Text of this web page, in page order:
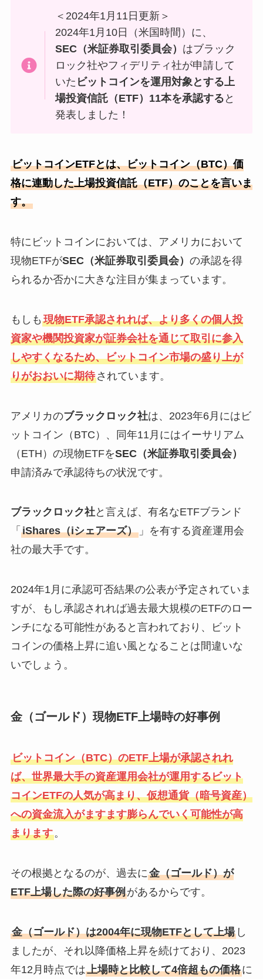
＜2024年1月11日更新＞
2024年1月10日（米国時間）に、
SEC（米証券取引委員会） はブラック
ロック社やフィデリティ社が申請して
いた ビットコインを運用対象とする上
場投資信託（ETF）11本を承認する と
発表しました！
ビットコインETFとは、ビットコイン（BTC）価
格に連動した上場投資信託（ETF）のことを言いま
す。
特にビットコインにおいては、アメリカにおいて
現物ETFがSEC（米証券取引委員会） の承認を得
られるか否かに大きな注目が集まっています。
もしも 現物ETF承認されれば、より多くの個人投
資家や機関投資家が証券会社を通じて取引に参入
しやすくなるため、ビットコイン市場の盛り上が
りがおおいに期待されています。
アメリカのブラックロック社は、2023年6月にはビ
ットコイン（BTC）、同年11月にはイーサリアム
（ETH）の現物ETFをSEC（米証券取引委員会）
申請済みで承認待ちの状況です。
ブラックロック社と言えば、有名なETFブランド
「 iShares（iシェアーズ）」を有する資産運用会
社の最大手です。
2024年1月に承認可否結果の公表が予定されていま
すが、もし承認されれば過去最大規模のETFのロー
ンチになる可能性があると言われており、ビット
コインの価格上昇に追い風となることは間違いな
いでしょう。
金（ゴールド）現物ETF上場時の好事例
ビットコイン（BTC）のETF上場が承認されれ
ば、世界最大手の資産運用会社が運用するビット
コインETFの人気が高まり、仮想通貨（暗号資産）
への資金流入がますます膨らんでいく可能性が高
まります。
その根拠となるのが、過去に金（ゴールド）が
ETF上場した際の好事例があるからです。
金（ゴールド）は2004年に現物ETFとして上場し
ましたが、それ以降価格上昇を続けており、2023
年12月時点では上場時と比較して4倍超もの価格に